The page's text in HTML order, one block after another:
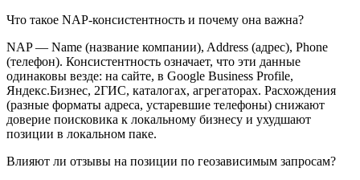
Что такое NAP-консистентность и почему она важна?
NAP — Name (название компании), Address (адрес), Phone
(телефон). Консистентность означает, что эти данные
одинаковы везде: на сайте, в Google Business Profile,
Яндекс.Бизнес, 2ГИС, каталогах, агрегаторах. Расхождения
(разные форматы адреса, устаревшие телефоны) снижают
доверие поисковика к локальному бизнесу и ухудшают
позиции в локальном паке.
Влияют ли отзывы на позиции по геозависимым запросам?